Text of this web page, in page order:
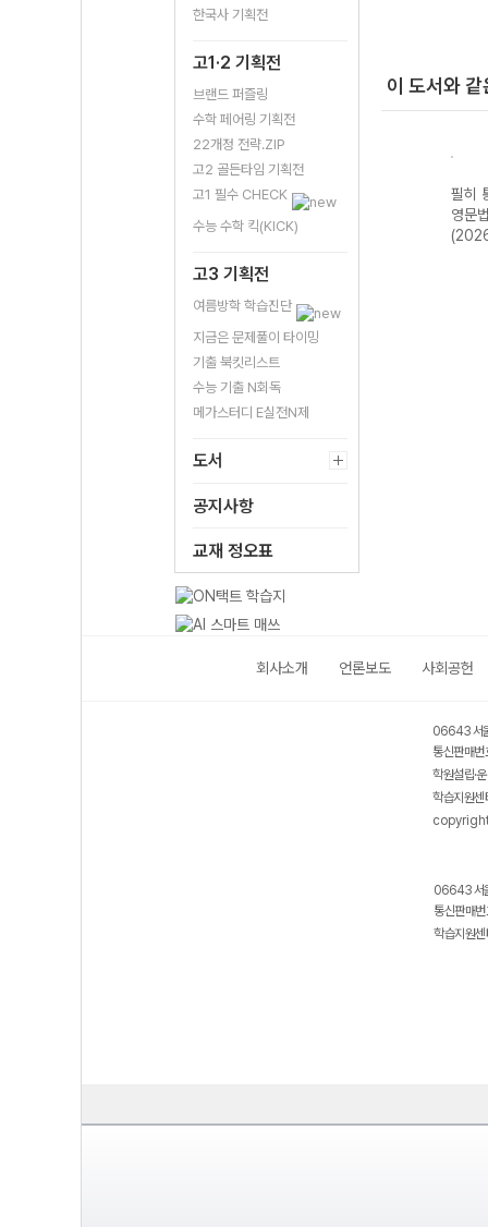
한국사 기획전
고1·2 기획전
브랜드 퍼즐링
수학 페어링 기획전
22개정 전략.ZIP
고2 골든타임 기획전
고1 필수 CHECK
수능 수학 킥(KICK)
고3 기획전
여름방학 학습진단
지금은 문제풀이 타이밍
기출 북킷리스트
수능 기출 N회독
메가스터디 E실전N제
도서
공지사항
교재 정오표
이 도서와
필히
영문
회사소개 언론보도 사회공헌
06643 서
통신판매
학원설립·
학습지원
06643 서
통신판매
학습지원